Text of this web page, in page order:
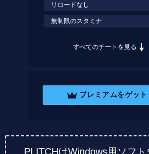
リロードなし
無制限のスタミナ
すべてのチートを見る
プレミアムをゲット
PLITCHはWindows用ソフ